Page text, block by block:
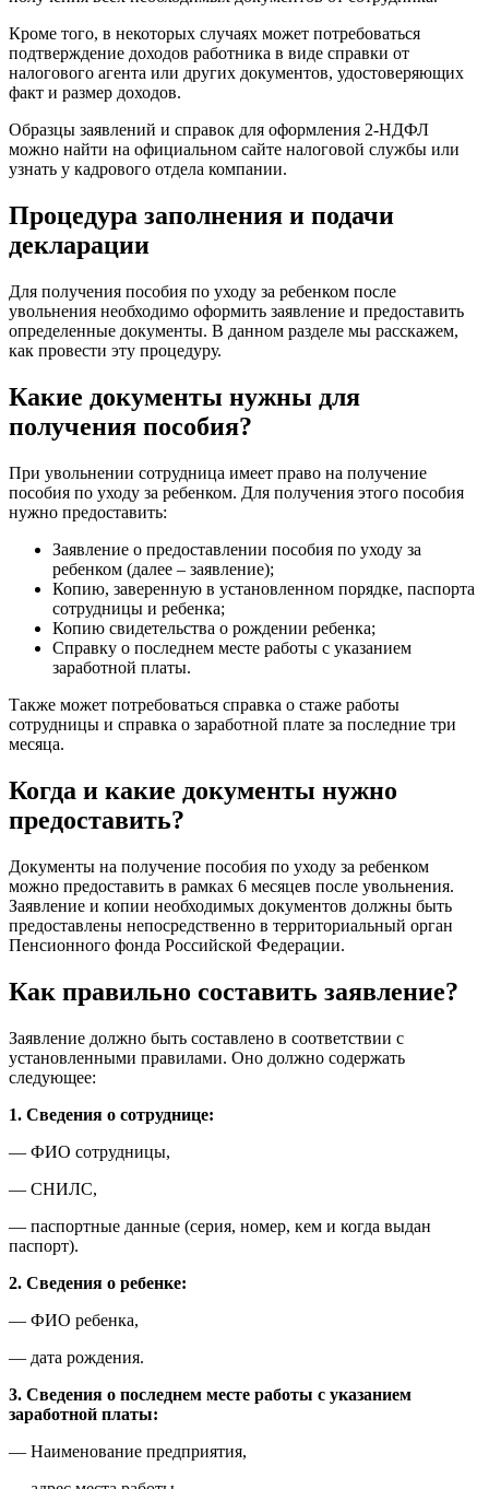
Кроме того, в некоторых случаях может потребоваться
подтверждение доходов работника в виде справки от
налогового агента или других документов, удостоверяющих
факт и размер доходов.
Образцы заявлений и справок для оформления 2-НДФЛ
можно найти на официальном сайте налоговой службы или
узнать у кадрового отдела компании.
Процедура заполнения и подачи
декларации
Для получения пособия по уходу за ребенком после
увольнения необходимо оформить заявление и предоставить
определенные документы. В данном разделе мы расскажем,
как провести эту процедуру.
Какие документы нужны для
получения пособия?
При увольнении сотрудница имеет право на получение
пособия по уходу за ребенком. Для получения этого пособия
нужно предоставить:
Заявление о предоставлении пособия по уходу за
ребенком (далее – заявление);
Копию, заверенную в установленном порядке, паспорта
сотрудницы и ребенка;
Копию свидетельства о рождении ребенка;
Справку о последнем месте работы с указанием
заработной платы.
Также может потребоваться справка о стаже работы
сотрудницы и справка о заработной плате за последние три
месяца.
Когда и какие документы нужно
предоставить?
Документы на получение пособия по уходу за ребенком
можно предоставить в рамках 6 месяцев после увольнения.
Заявление и копии необходимых документов должны быть
предоставлены непосредственно в территориальный орган
Пенсионного фонда Российской Федерации.
Как правильно составить заявление?
Заявление должно быть составлено в соответствии с
установленными правилами. Оно должно содержать
следующее:
1. Сведения о сотруднице:
— ФИО сотрудницы,
— СНИЛС,
— паспортные данные (серия, номер, кем и когда выдан
паспорт).
2. Сведения о ребенке:
— ФИО ребенка,
— дата рождения.
3. Сведения о последнем месте работы с указанием
заработной платы:
— Наименование предприятия,